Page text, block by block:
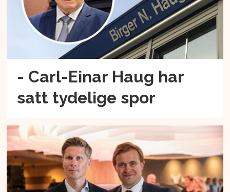
- Carl-Einar Haug har
satt tydelige spor